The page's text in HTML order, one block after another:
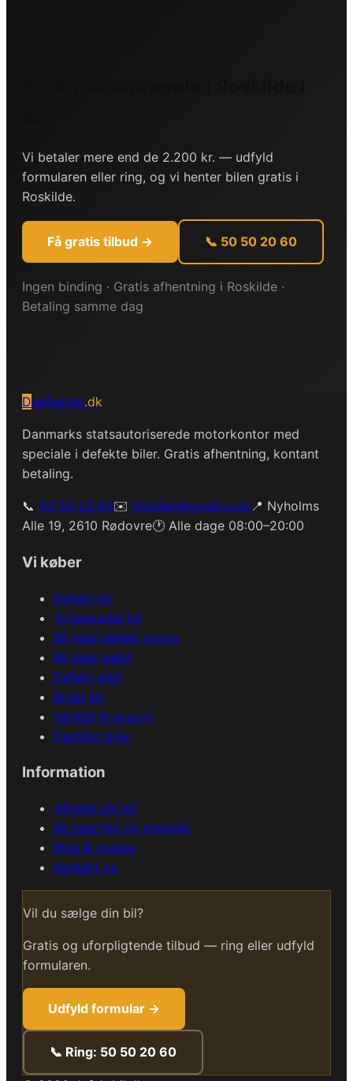
Vi betaler mere end de 2.200 kr. — udfyld
formularen eller ring, og vi henter bilen gratis i
Roskilde.
Få gratis tilbud → 📞 50 50 20 60
Ingen binding · Gratis afhentning i Roskilde ·
Betaling samme dag
Ddefektbil.dk
Danmarks statsautoriserede motorkontor med
speciale i defekte biler. Gratis afhentning, kontant
betaling.
📞 50 50 20 60✉️ Dkbilen@gmail.com 📍 Nyholms
Alle 19, 2610 Rødovre🕐 Alle dage 08:00–20:00
Vi køber
Defekt bil
Totalskadet bil
Bil med defekt motor
Bil med gæld
Defekt elbil
Brugt bil
Varebil til export
Dødsbo biler
Information
Afmeld din bil
Bil med fejl og mangler
Blog & guides
Kontakt os
Vil du sælge din bil?
Gratis og uforpligtende tilbud — ring eller udfyld
formularen.
Udfyld formular →
📞 Ring: 50 50 20 60